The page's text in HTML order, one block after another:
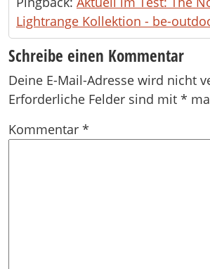
Lightrange Kollektion - be-
Schreibe einen Kommentar
Deine E-Mail-Adresse wird nicht
Erforderliche Felder sind mit *
Kommentar *